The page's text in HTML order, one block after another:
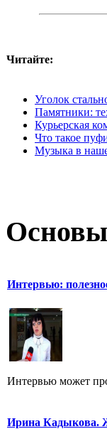
Читайте:
Уголок
Памятники:
Курьерская
Что такое
Музыка в
Интервью:
Интервью может
Ирина Кадыкова.